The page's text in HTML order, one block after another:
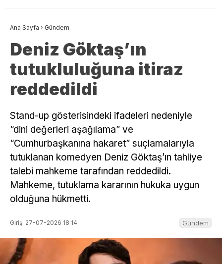
Ana Sayfa › Gündem
Deniz Göktaş’ın
tutukluluğuna itiraz
reddedildi
Stand-up gösterisindeki ifadeleri nedeniyle
“dini değerleri aşağılama” ve
“Cumhurbaşkanına hakaret” suçlamalarıyla
tutuklanan komedyen Deniz Göktaş’ın tahliye
talebi mahkeme tarafından reddedildi.
Mahkeme, tutuklama kararının hukuka uygun
olduğuna hükmetti.
Giriş: 27-07-2026 18:14 Gündem